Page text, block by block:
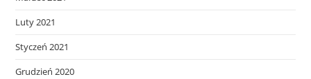
Luty 2021
Styczeń 2021
Grudzień 2020